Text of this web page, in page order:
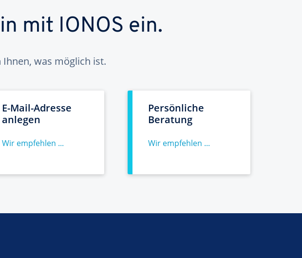
mit IONOS ein.
Ihnen, was möglich ist.
E-Mail-Adresse
anlegen
Wir empfehlen ...
Persönliche
Beratung
Wir empfehlen ...